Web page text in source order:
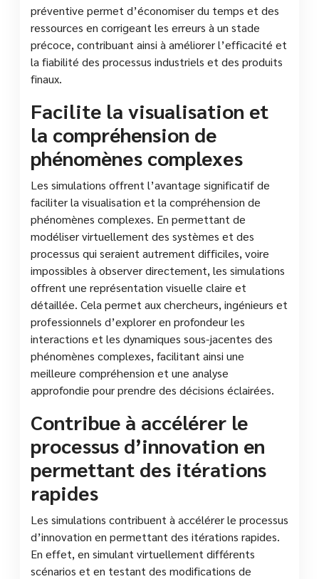
préventive permet d’économiser du temps et des
ressources en corrigeant les erreurs à un stade
précoce, contribuant ainsi à améliorer l’efficacité et
la fiabilité des processus industriels et des produits
finaux.
Facilite la visualisation et
la compréhension de
phénomènes complexes
Les simulations offrent l’avantage significatif de
faciliter la visualisation et la compréhension de
phénomènes complexes. En permettant de
modéliser virtuellement des systèmes et des
processus qui seraient autrement difficiles, voire
impossibles à observer directement, les simulations
offrent une représentation visuelle claire et
détaillée. Cela permet aux chercheurs, ingénieurs et
professionnels d’explorer en profondeur les
interactions et les dynamiques sous-jacentes des
phénomènes complexes, facilitant ainsi une
meilleure compréhension et une analyse
approfondie pour prendre des décisions éclairées.
Contribue à accélérer le
processus d’innovation en
permettant des itérations
rapides
Les simulations contribuent à accélérer le processus
d’innovation en permettant des itérations rapides.
En effet, en simulant virtuellement différents
scénarios et en testant des modifications de